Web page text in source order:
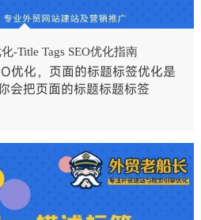
-Title Tags SEO优化指南
优化，页面的标题标签优化是
会把页面的标题标题标签